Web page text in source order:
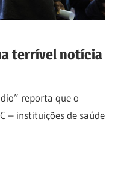
terrível notícia
reporta que o
– instituições de saúde